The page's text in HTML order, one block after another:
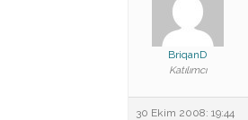
BriqanD
Katılımcı
30 Ekim 2008: 19:44